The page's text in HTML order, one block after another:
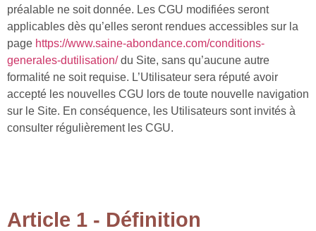
préalable ne soit donnée. Les CGU modifiées seront
applicables dès qu’elles seront rendues accessibles sur la
page https://www.saine-abondance.com/conditions-
generales-dutilisation/du Site, sans qu’aucune autre
formalité ne soit requise. L’Utilisateur sera réputé avoir
accepté les nouvelles CGU lors de toute nouvelle navigation
sur le Site. En conséquence, les Utilisateurs sont invités à
consulter régulièrement les CGU.
Article 1 - Définition